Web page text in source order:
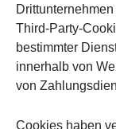
Third-Party-
bestimmter
innerhalb von
von
Cookies haben